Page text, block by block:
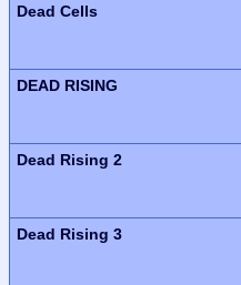
Dead Cells
DEAD RISING
Dead Rising 2
Dead Rising 3